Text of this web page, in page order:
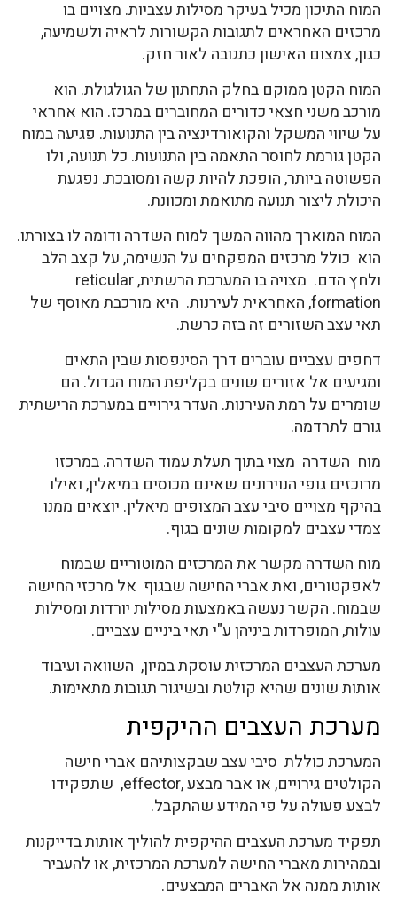
המוח התיכון מכיל בעיקר מסילות עצביות. מצויים בו
מרכזים האחראים לתגובות הקשורות לראיה ולשמיעה,
כגון, צמצום האישון כתגובה לאור חזק.
המוח הקטן ממוקם בחלק התחתון של הגולגולת. הוא
מורכב משני חצאי כדורים המחוברים במרכז. הוא אחראי
על שיווי המשקל והקואורדינציה בין התנועות. פגיעה במוח
הקטן גורמת לחוסר התאמה בין התנועות. כל תנועה, ולו
הפשוטה ביותר, הופכת להיות קשה ומסובכת. נפגעת
היכולת ליצור תנועה מתואמת ומכוונת.
המוח המוארך מהווה המשך למוח השדרה ודומה לו בצורתו.
הוא כולל מרכזים המפקחים על הנשימה, על קצב הלב
ולחץ הדם. מצויה בו המערכת הרשתית, reticular
formation, האחראית לעירנות. היא מורכבת מאוסף של
תאי עצב השזורים זה בזה כרשת.
דחפים עצביים עוברים דרך הסינפסות שבין התאים
ומגיעים אל אזורים שונים בקליפת המוח הגדול. הם
שומרים על רמת העירנות. העדר גירויים במערכת הרישתית
גורם לתרדמה.
מוח השדרה מצוי בתוך תעלת עמוד השדרה. במרכזו
מרוכזים גופי הנוירונים שאינם מכוסים במיאלין, ואילו
בהיקף מצויים סיבי עצב המצופים מיאלין. יוצאים ממנו
צמדי עצבים למקומות שונים בגוף.
מוח השדרה מקשר את המרכזים המוטוריים שבמוח
לאפקטורים, ואת אברי החישה שבגוף אל מרכזי החישה
שבמוח. הקשר נעשה באמצעות מסילות יורדות ומסילות
עולות, המופרדות ביניהן ע"י תאי ביניים עצביים.
מערכת העצבים המרכזית עוסקת במיון, השוואה ועיבוד
אותות שונים שהיא קולטת ובשיגור תגובות מתאימות.
מערכת העצבים ההיקפית
המערכת כוללת סיבי עצב שבקצותיהם אברי חישה
הקולטים גירויים, או אבר מבצע ,effector, שתפקידו
לבצע פעולה על פי המידע שהתקבל.
תפקיד מערכת העצבים ההיקפית להוליך אותות בדייקנות
ובמהירות מאברי החישה למערכת המרכזית, או להעביר
אותות ממנה אל האברים המבצעים.